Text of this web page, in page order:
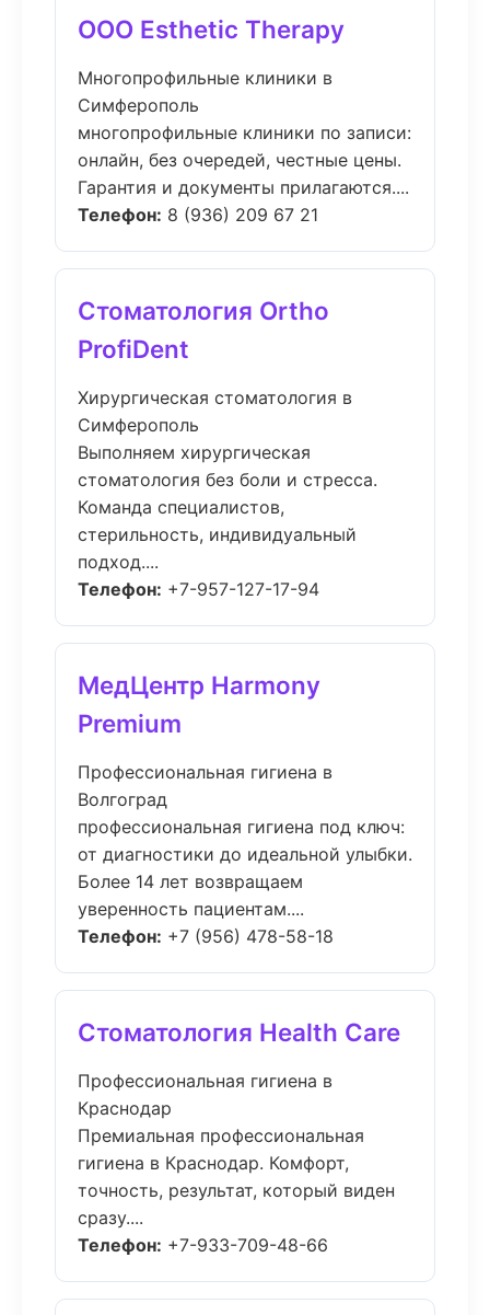
ООО Esthetic Therapy
Многопрофильные клиники в
Симферополь
многопрофильные клиники по записи:
онлайн, без очередей, честные цены.
Гарантия и документы прилагаются....
Телефон: 8 (936) 209 67 21
Стоматология Ortho
ProfiDent
Хирургическая стоматология в
Симферополь
Выполняем хирургическая
стоматология без боли и стресса.
Команда специалистов,
стерильность, индивидуальный
подход....
Телефон: +7-957-127-17-94
МедЦентр Harmony
Premium
Профессиональная гигиена в
Волгоград
профессиональная гигиена под ключ:
от диагностики до идеальной улыбки.
Более 14 лет возвращаем
уверенность пациентам....
Телефон: +7 (956) 478-58-18
Стоматология Health Care
Профессиональная гигиена в
Краснодар
Премиальная профессиональная
гигиена в Краснодар. Комфорт,
точность, результат, который виден
сразу....
Телефон: +7-933-709-48-66